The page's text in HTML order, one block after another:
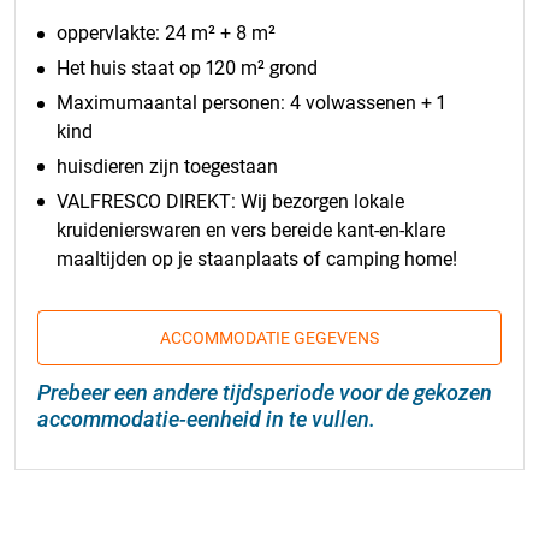
oppervlakte: 24 m² + 8 m²
Het huis staat op 120 m² grond
Maximumaantal personen: 4 volwassenen + 1
kind
huisdieren zijn toegestaan
VALFRESCO DIREKT: Wij bezorgen lokale
kruidenierswaren en vers bereide kant-en-klare
maaltijden op je staanplaats of camping home!
ACCOMMODATIE GEGEVENS
Prebeer een andere tijdsperiode voor de gekozen
accommodatie-eenheid in te vullen.